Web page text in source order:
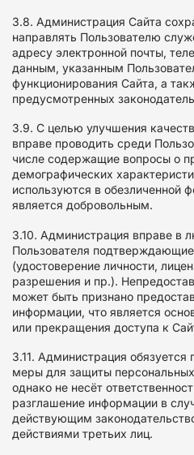
3.8. Администрация Сайта
направлять Пользователю
адресу электронной почты,
данным, указанным
функционирования Сайта, а
предусмотренных
3.9. С целью улучшения
вправе проводить среди
числе содержащие вопросы о
демографических
используются в обезличенной
является добровольным.
3.10. Администрация вправе в
Пользователя
(удостоверение личности,
разрешения и пр.).
может быть признано
информации, что является
или прекращения доступа к
3.11. Администрация
меры для защиты
однако не несёт
разглашение информации в
действующим
действиями третьих лиц.